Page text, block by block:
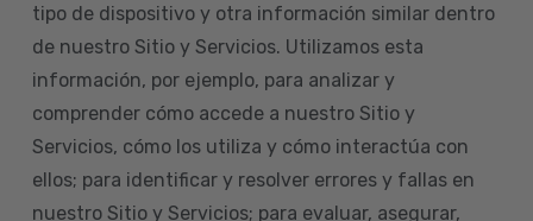
tipo de dispositivo y otra información similar dentro
de nuestro Sitio y Servicios. Utilizamos esta
información, por ejemplo, para analizar y
comprender cómo accede a nuestro Sitio y
Servicios, cómo los utiliza y cómo interactúa con
ellos; para identificar y resolver errores y fallas en
nuestro Sitio y Servicios; para evaluar, asegurar,